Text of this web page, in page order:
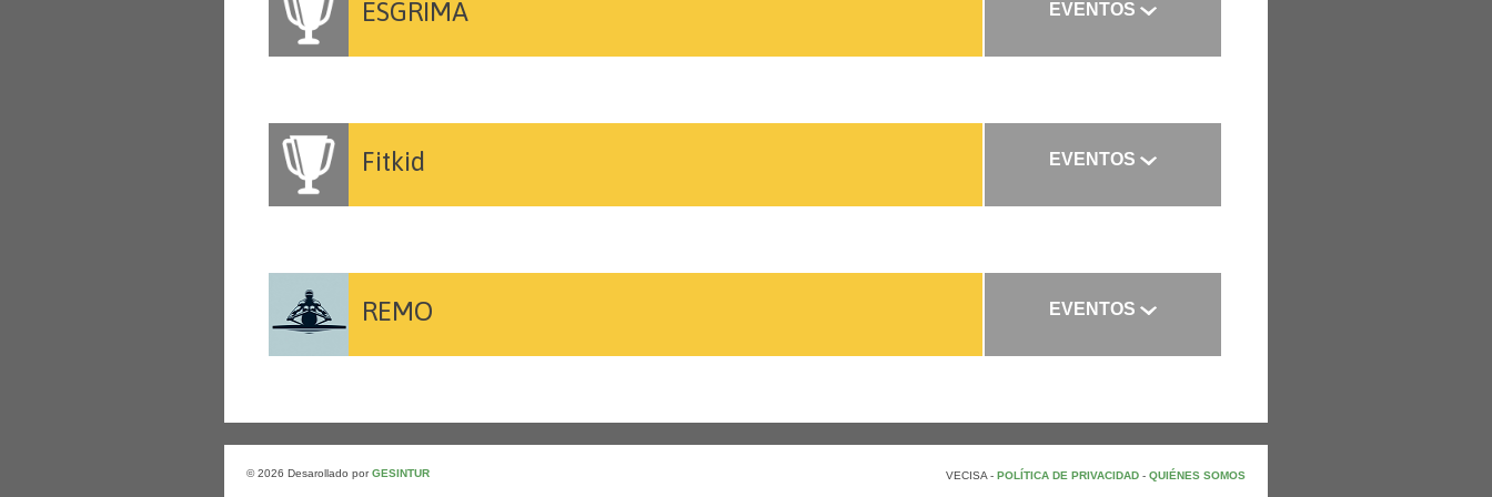
ESGRIMA EVENTOS
Fitkid EVENTOS
REMO EVENTOS
© 2026 Desarollado porGESINTUR VECISA - POLÍTICA DE PRIVACIDAD - QUIÉNES SOMOS